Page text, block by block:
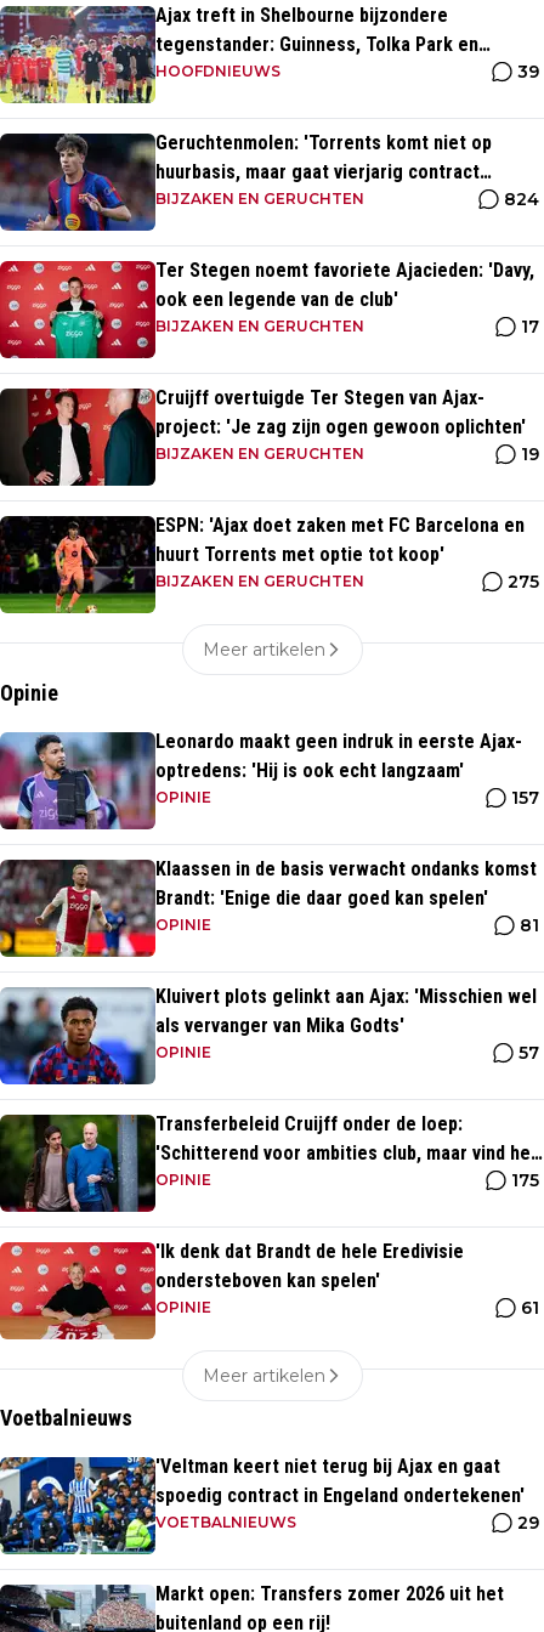
Ajax treft in Shelbourne bijzondere
tegenstander: Guinness, Tolka Park en
bijzonder lage marktwaarde
HOOFDNIEUWS 39
Geruchtenmolen: 'Torrents komt niet op
huurbasis, maar gaat vierjarig contract
tekenen bij Ajax'
BIJZAKEN EN GERUCHTEN 824
Ter Stegen noemt favoriete Ajacieden: 'Davy,
ook een legende van de club'
BIJZAKEN EN GERUCHTEN 17
Cruijff overtuigde Ter Stegen van Ajax-
project: 'Je zag zijn ogen gewoon oplichten'
BIJZAKEN EN GERUCHTEN 19
ESPN: 'Ajax doet zaken met FC Barcelona en
huurt Torrents met optie tot koop'
BIJZAKEN EN GERUCHTEN 275
Meer artikelen
Opinie
Leonardo maakt geen indruk in eerste Ajax-
optredens: 'Hij is ook echt langzaam'
OPINIE 157
Klaassen in de basis verwacht ondanks komst
Brandt: 'Enige die daar goed kan spelen'
OPINIE 81
Kluivert plots gelinkt aan Ajax: 'Misschien wel
als vervanger van Mika Godts'
OPINIE 57
Transferbeleid Cruijff onder de loep:
'Schitterend voor ambities club, maar vind het
heel opvallend'
OPINIE 175
'Ik denk dat Brandt de hele Eredivisie
ondersteboven kan spelen'
OPINIE 61
Meer artikelen
Voetbalnieuws
'Veltman keert niet terug bij Ajax en gaat
spoedig contract in Engeland ondertekenen'
VOETBALNIEUWS 29
Markt open: Transfers zomer 2026 uit het
buitenland op een rij!